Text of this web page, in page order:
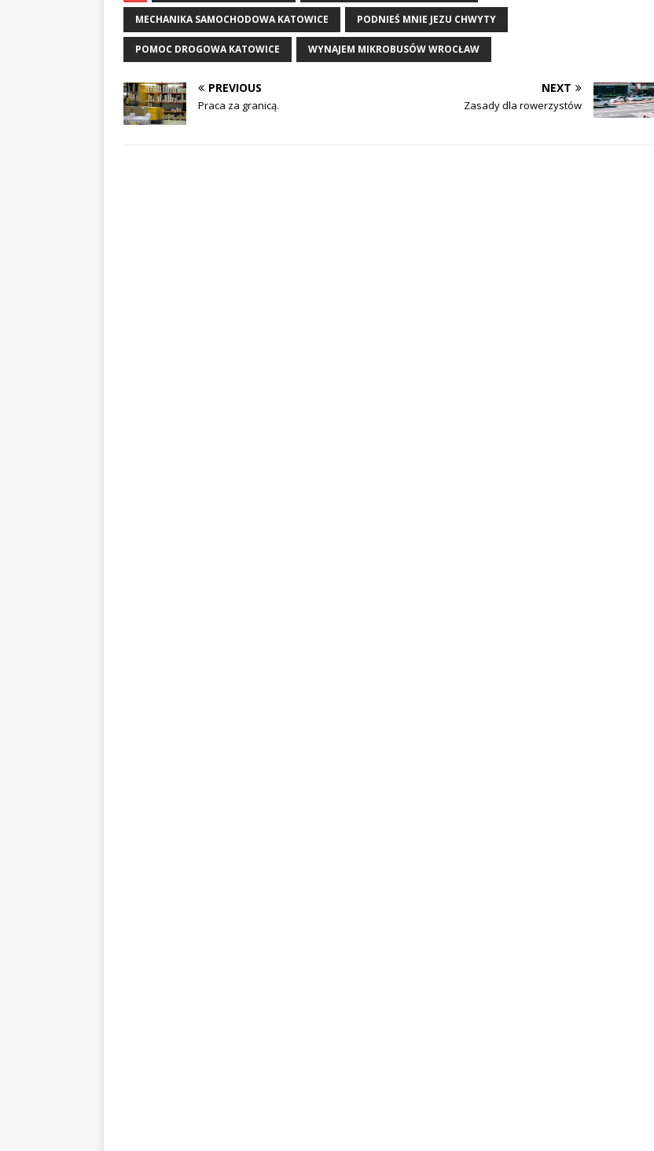
MECHANIKA SAMOCHODOWA KATOWICE PODNIEŚ MNIE JEZU CHWYTY
POMOC DROGOWA KATOWICE WYNAJEM MIKROBUSÓW WROCŁAW
PREVIOUS
Praca za granicą.
NEXT
Zasady dla rowerzystów